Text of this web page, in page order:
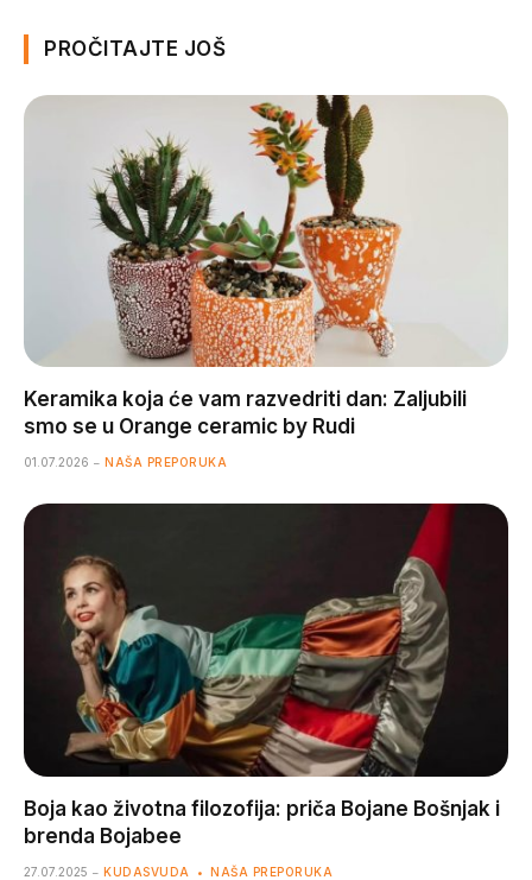
PROČITAJTE JOŠ
Keramika koja će vam razvedriti dan: Zaljubili
smo se u Orange ceramic by Rudi
01.07.2026 NAŠA PREPORUKA
Boja kao životna filozofija: priča Bojane Bošnjak i
brenda Bojabee
27.07.2025 KUDASVUDA NAŠA PREPORUKA